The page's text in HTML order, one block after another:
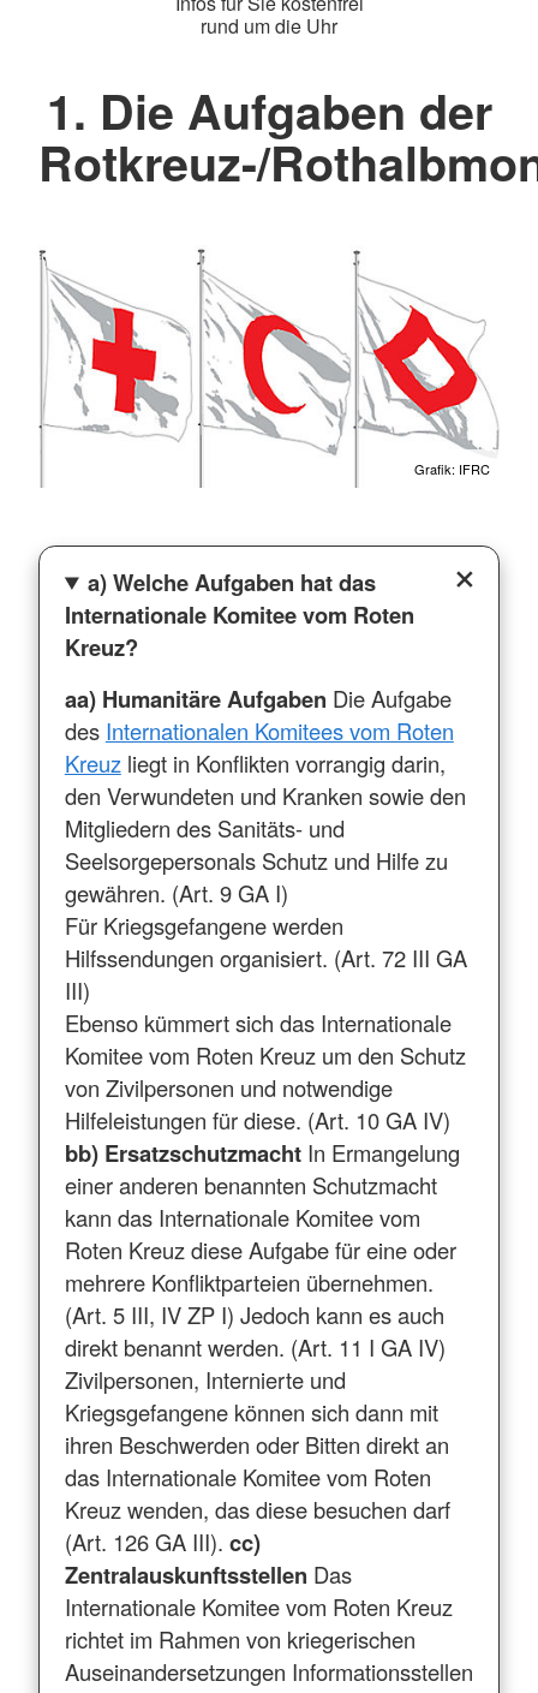
rund um die Uhr
1. Die Aufgaben der
Rotkreuz-/
Grafik: IFRC
a) Welche Aufgaben hat das
Internationale Komitee vom Roten
Kreuz?
aa) Humanitäre Aufgaben Die Aufgabe
des Internationalen Komitees vom Roten
Kreuzliegt in Konflikten vorrangig darin,
den Verwundeten und Kranken sowie den
Mitgliedern des Sanitäts- und
Seelsorgepersonals Schutz und Hilfe zu
gewähren. (Art. 9 GA I)
Für Kriegsgefangene werden
Hilfssendungen organisiert. (Art. 72 III GA
III)
Ebenso kümmert sich das Internationale
Komitee vom Roten Kreuz um den Schutz
von Zivilpersonen und notwendige
Hilfeleistungen für diese. (Art. 10 GA IV)
bb) ErsatzschutzmachtIn Ermangelung
einer anderen benannten Schutzmacht
kann das Internationale Komitee vom
Roten Kreuz diese Aufgabe für eine oder
mehrere Konfliktparteien übernehmen.
(Art. 5 III, IV ZP I) Jedoch kann es auch
direkt benannt werden. (Art. 11 I GA IV)
Zivilpersonen, Internierte und
Kriegsgefangene können sich dann mit
ihren Beschwerden oder Bitten direkt an
das Internationale Komitee vom Roten
Kreuz wenden, das diese besuchen darf
(Art. 126 GA III). cc)
Zentralauskunftsstellen Das
Internationale Komitee vom Roten Kreuz
richtet im Rahmen von kriegerischen
Auseinandersetzungen Informationsstellen